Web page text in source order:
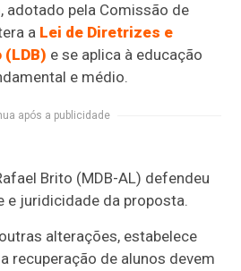
adotado pela Comissão de
a Lei de Diretrizes e
(LDB) e se aplica à educação
e médio.
após a publicidade
Brito (MDB-AL) defendeu
e juridicidade da proposta.
alterações, estabelece
recuperação de alunos devem